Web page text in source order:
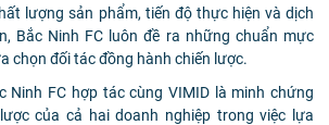
lượng sản phẩm, tiến độ thực hiện và dịch
Bắc Ninh FC luôn đề ra những chuẩn mực
chọn đối tác đồng hành chiến lược.
Ninh FC hợp tác cùng VIMID là minh chứng
của cả hai doanh nghiệp trong việc lựa